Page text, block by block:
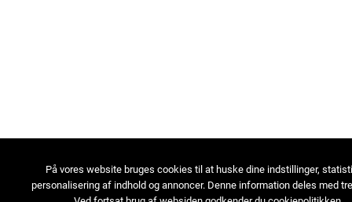
På vores website bruges cookies til at huske dine indstillinger,
personalisering af indhold og annoncer. Denne information deles med